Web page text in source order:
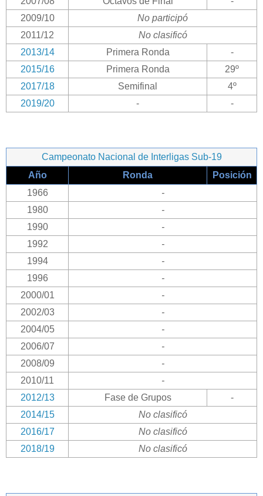
2009/10
No participó
2011/12
No clasificó
2013/14
Primera Ronda
-
2015/16
Primera Ronda
29º
2017/18
Semifinal
4º
2019/20
- -
Campeonato Nacional de Interligas Sub-19
Año
Ronda
Posición
1966
-
1980
-
1990
-
1992
-
1994
-
1996
-
2000/01
-
2002/03
-
2004/05
-
2006/07
-
2008/09
-
2010/11
-
2012/13
Fase de Grupos
-
2014/15
No clasificó
2016/17
No clasificó
2018/19
No clasificó